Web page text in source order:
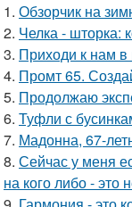
1. Обзорчик на
2. Челка - шторка:
3. Приходи к нам в
4. Промт 65.
5. Продолжаю
6. Туфли с
7. Мадонна, 67-
8. Сейчас у меня
на кого либо - это